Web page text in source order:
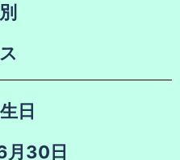
日
月30日